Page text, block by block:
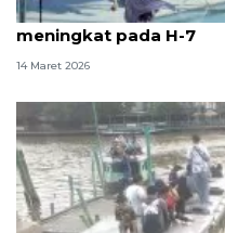
Aktivitas pemudik di
meningkat pada H-7
14 Maret 2026